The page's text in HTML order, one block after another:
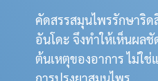
คัดสรรสมุนไพรรักษาริ
อันโดะ จึงทำให้เห็นผล
ต้นเหตุของอาการ ไม่ใ
การปรุงยาสมุนไพร